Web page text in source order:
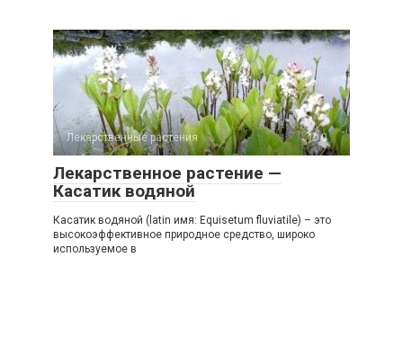
Лекарственные растения 0
Лекарственное растение —
Касатик водяной
Касатик водяной (latin имя: Equisetum fluviatile) – это
высокоэффективное природное средство, широко
используемое в